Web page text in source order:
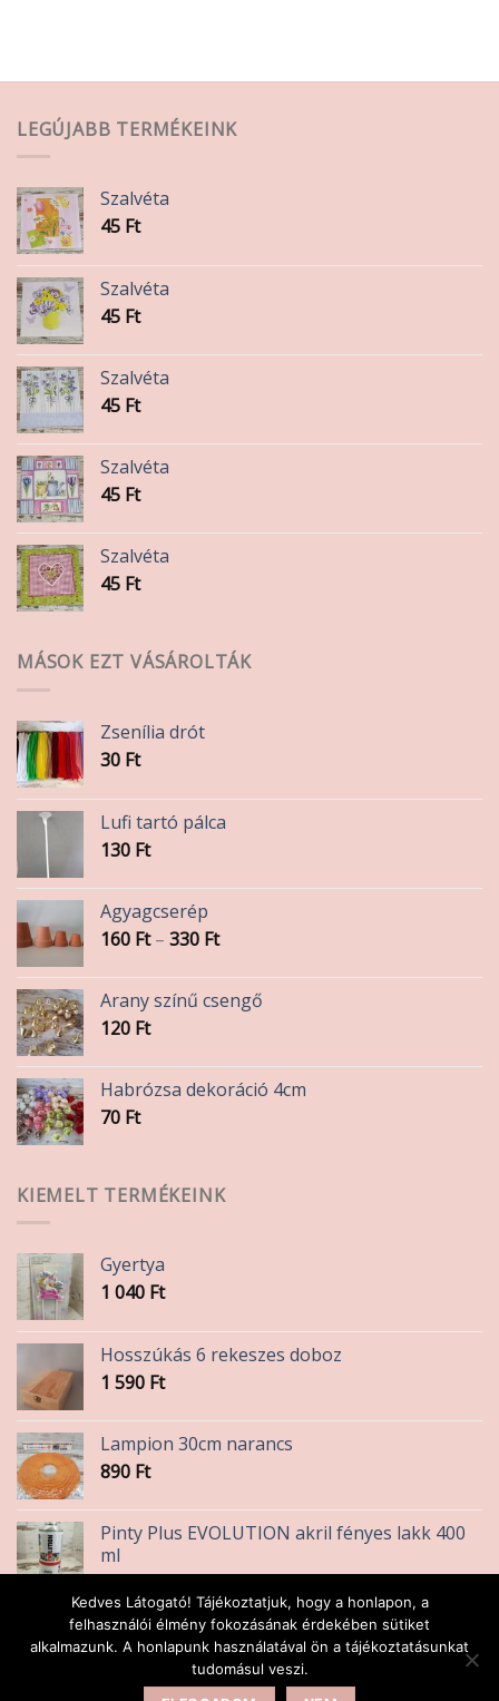
LEGÚJABB TERMÉKEINK
Szalvéta
45 Ft
Szalvéta
45 Ft
Szalvéta
45 Ft
Szalvéta
45 Ft
Szalvéta
45 Ft
MÁSOK EZT VÁSÁROLTÁK
Zsenília drót
30 Ft
Lufi tartó pálca
130 Ft
Agyagcserép
160 Ft – 330 FtÁrtartomány:
-
330 Ft
Arany színű csengő
120 Ft
Habrózsa dekoráció 4cm
70 Ft
KIEMELT TERMÉKEINK
Gyertya
1 040 Ft
Hosszúkás 6 rekeszes doboz
1 590 Ft
Lampion 30cm narancs
890 Ft
Pinty Plus EVOLUTION akril fényes lakk 400
ml
Ezüst zsanér 2,5cm
90Ft
Kedves Látogató! Tájékoztatjuk, hogy a honlapon, a
felhasználói élmény fokozásának érdekében sütiket
alkalmazunk. A honlapunk használatával ön a tájékoztatásunkat
tudomásul veszi.